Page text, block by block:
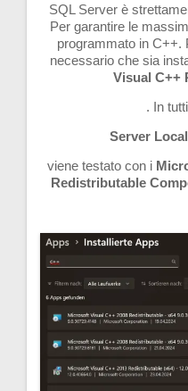
SQL Server è
Per garantire le
programmato in C++.
necessario che sia
Visual C++
. In
Server
viene testato con i
Redistributable